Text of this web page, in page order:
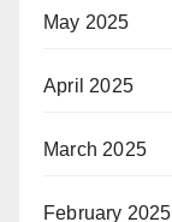
May 2025
April 2025
March 2025
February 2025